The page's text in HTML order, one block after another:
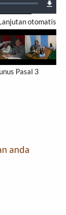
otomatis
Pasal 3
anda